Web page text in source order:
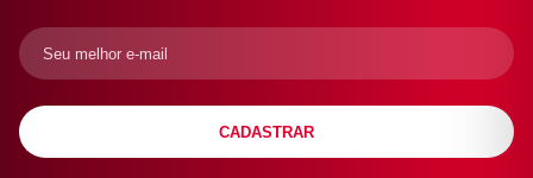
CADASTRAR